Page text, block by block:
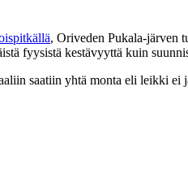
, Oriveden Pukala-järven
fyysistä kestävyyttä kuin
saatiin yhtä monta eli leikki ei